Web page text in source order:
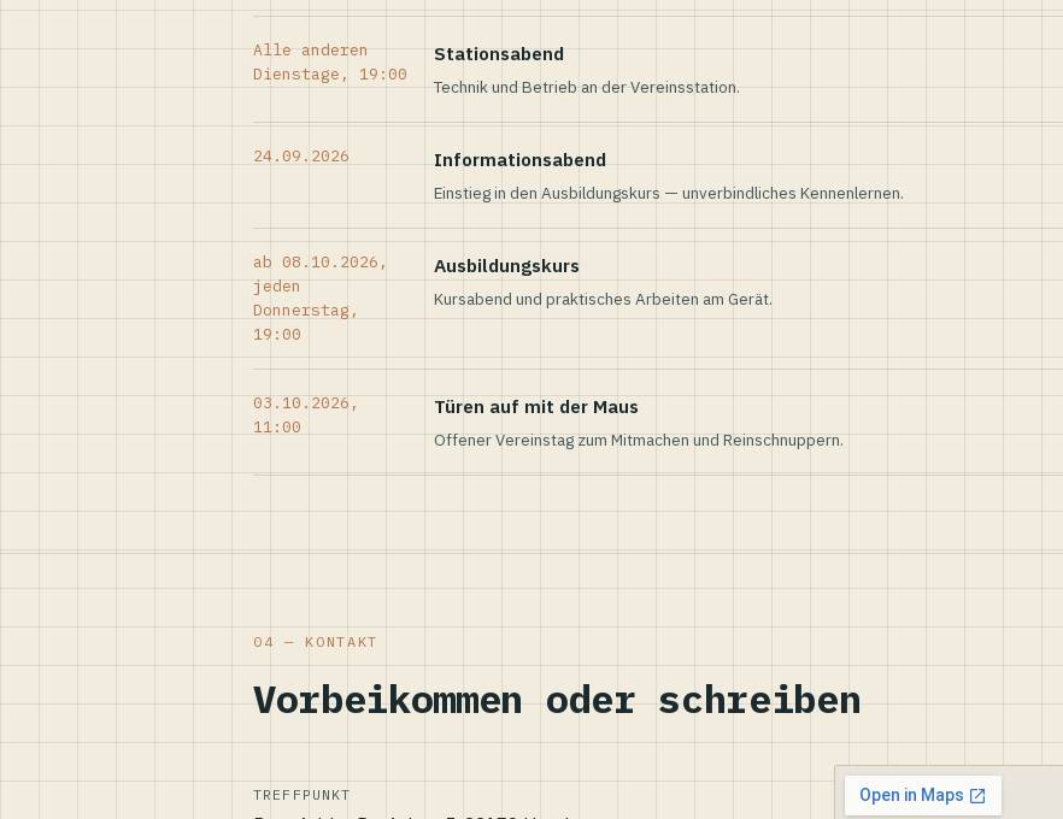
Alle anderen
Dienstage, 19:00
Stationsabend
Technik und Betrieb an der Vereinsstation.
24.09.2026 Informationsabend
Einstieg in den Ausbildungskurs — unverbindliches Kennenlernen.
ab 08.10.2026,
jeden
Donnerstag,
19:00
Ausbildungskurs
Kursabend und praktisches Arbeiten am Gerät.
03.10.2026,
11:00
Türen auf mit der Maus
Offener Vereinstag zum Mitmachen und Reinschnuppern.
04 — KONTAKT
Vorbeikommen oder schreiben
TREFFPUNKT